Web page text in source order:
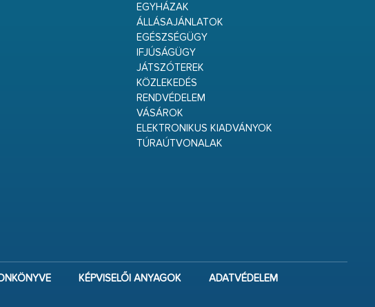
EGYHÁZAK
ÁLLÁSAJÁNLATOK
EGÉSZSÉGÜGY
IFJÚSÁGÜGY
JÁTSZÓTEREK
KÖZLEKEDÉS
RENDVÉDELEM
VÁSÁROK
ELEKTRONIKUS KIADVÁNYOK
TÚRAÚTVONALAK
KÉPVISELŐI ANYAGOK ADATVÉDELEM